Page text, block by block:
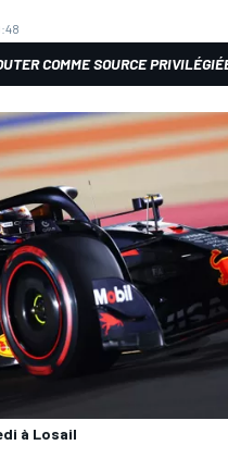
COMME SOURCE
à Losail